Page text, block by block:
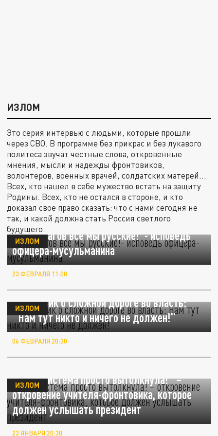
ИЗЛОМ
Это серия интервью с людьми, которые прошли
через СВО. В программе без прикрас и без лукавого
политеса звучат честные слова, откровенные
мнения, мысли и надежды фронтовиков,
волонтеров, военных врачей, солдатских матерей...
Всех, кто нашел в себе мужество встать на защиту
Родины. Всех, кто не остался в стороне, и кто
доказал свое право сказать: что с нами сегодня не
так, и какой должна стать Россия светлого
будущего.
"Для врагов все мы русские!"- исповедь
офицера-мусульманина
ИЗЛОМ
23 ФЕВРАЛЯ 11:00
Фронтовик о сложной дороге во власть:
"Нам тут никто и ничего не должен!"
ИЗЛОМ
06 ФЕВРАЛЯ 20:30
"Меня система просто вытолкнула!" –
откровение учителя-фронтовика, которое
должен услышать президент
ИЗЛОМ
23 ЯНВАРЯ 20:30